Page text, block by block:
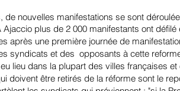
de nouvelles manifestations se sont
plus de 2 000 manifestants ont
après une première journée de
syndicats et des opposants à cette
lieu dans la plupart des villes françaises
doivent être retirés de la réforme sont le